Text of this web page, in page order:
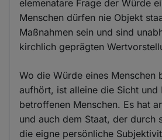
elemenatare Frage der Würde
Menschen dürfen nie Objekt
Maßnahmen sein und sind
kirchlich geprägten
Wo die Würde eines Menschen
aufhört, ist alleine die Sicht und
betroffenen Menschen. Es hat
und auch dem Staat, der durch
die eigne persönliche